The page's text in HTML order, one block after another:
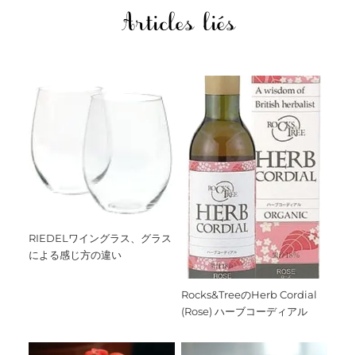
Articles liés
RIEDELワイングラス、グラス
による感じ方の違い
Rocks&TreeのHerb Cordial
(Rose) ハーブコーディアル